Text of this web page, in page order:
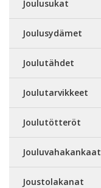
Joulusukat
Joulusydämet
Joulutähdet
Joulutarvikkeet
Joulutötteröt
Jouluvahakankaat
Joustolakanat